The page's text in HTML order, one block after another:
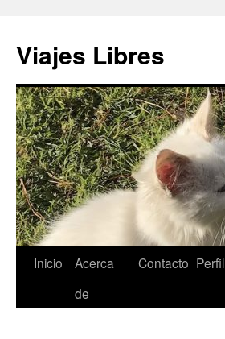
contenido
Viajes Libres
Inicio
Acerca
de
Contacto Perfil